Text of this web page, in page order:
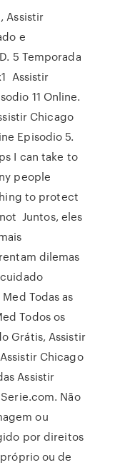
Assistir
e
5 Temporada
Assistir
11 Online.
Chicago
Episodio 5.
I can take to
people
to protect
Juntos, eles
dilemas
Todas as
Todos os
Grátis, Assistir
Chicago
Assistir
Não
ou
por direitos
ou de